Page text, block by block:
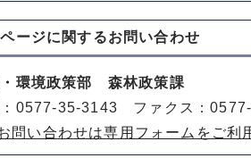
ージに関するお問い合わせ
環境政策部 森林政策課
：0577-35-3143 ファクス：
問い合わせは専用フォームをご利